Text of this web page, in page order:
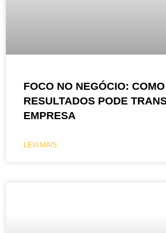
FOCO NO NEGÓCIO:
RESULTADOS PODE
EMPRESA
LEIA MAIS